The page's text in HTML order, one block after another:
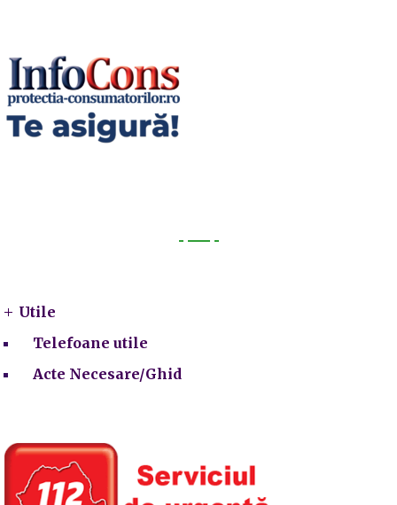
Utile
Telefoane utile
Acte Necesare/Ghid